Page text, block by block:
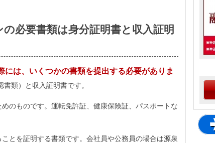
必要書類は身分証明書と収入証明
は、いくつかの書類を提出する必要がありま
類）と収入証明書です。
のものです。運転免許証、健康保険証、パスポートな
とを証明する書類です。会社員や公務員の場合は源泉